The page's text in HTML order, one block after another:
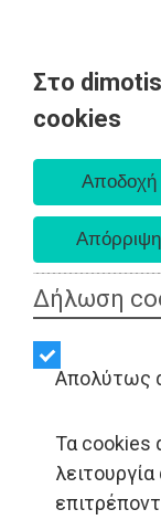
Στο
cookies
Δήλωση
Απολύτως
Τα cookies
LIFESTYLE -